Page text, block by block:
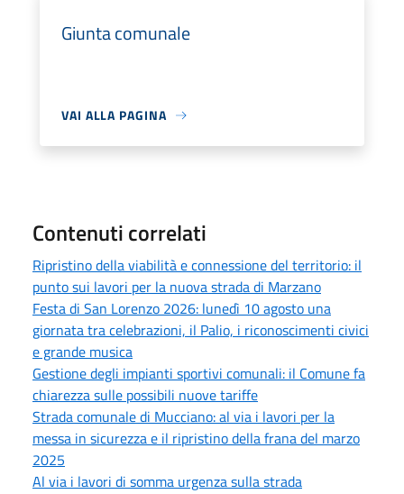
Giunta comunale
VAI ALLA PAGINA
Contenuti correlati
Ripristino della viabilità e connessione del territorio: il
punto sui lavori per la nuova strada di Marzano
Festa di San Lorenzo 2026: lunedì 10 agosto una
giornata tra celebrazioni, il Palio, i riconoscimenti civici
e grande musica
Gestione degli impianti sportivi comunali: il Comune fa
chiarezza sulle possibili nuove tariffe
Strada comunale di Mucciano: al via i lavori per la
messa in sicurezza e il ripristino della frana del marzo
2025
Al via i lavori di somma urgenza sulla strada